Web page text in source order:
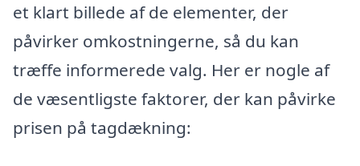
et klart billede af de elementer, der
påvirker omkostningerne, så du kan
træffe informerede valg. Her er nogle af
de væsentligste faktorer, der kan påvirke
prisen på tagdækning: